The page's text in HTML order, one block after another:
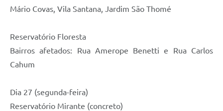
Mário Covas, Vila Santana, Jardim São Thomé
Reservatório Floresta
Bairros afetados: Rua Amerope Benetti e Rua Carlos
Cahum
Dia 27 (segunda-feira)
Reservatório Mirante (concreto)